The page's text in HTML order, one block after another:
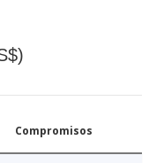
Compromisos